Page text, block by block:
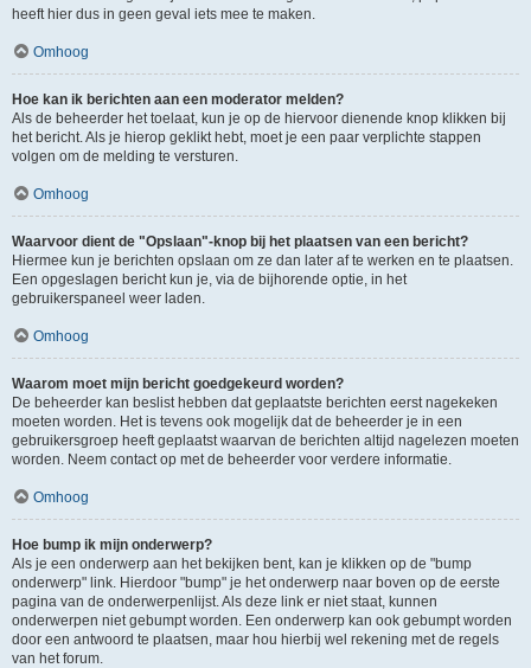
heeft hier dus in geen geval iets mee te maken.
Omhoog
Hoe kan ik berichten aan een moderator melden?
Als de beheerder het toelaat, kun je op de hiervoor dienende knop klikken bij
het bericht. Als je hierop geklikt hebt, moet je een paar verplichte stappen
volgen om de melding te versturen.
Omhoog
Waarvoor dient de "Opslaan"-knop bij het plaatsen van een bericht?
Hiermee kun je berichten opslaan om ze dan later af te werken en te plaatsen.
Een opgeslagen bericht kun je, via de bijhorende optie, in het
gebruikerspaneel weer laden.
Omhoog
Waarom moet mijn bericht goedgekeurd worden?
De beheerder kan beslist hebben dat geplaatste berichten eerst nagekeken
moeten worden. Het is tevens ook mogelijk dat de beheerder je in een
gebruikersgroep heeft geplaatst waarvan de berichten altijd nagelezen moeten
worden. Neem contact op met de beheerder voor verdere informatie.
Omhoog
Hoe bump ik mijn onderwerp?
Als je een onderwerp aan het bekijken bent, kan je klikken op de "bump
onderwerp" link. Hierdoor "bump" je het onderwerp naar boven op de eerste
pagina van de onderwerpenlijst. Als deze link er niet staat, kunnen
onderwerpen niet gebumpt worden. Een onderwerp kan ook gebumpt worden
door een antwoord te plaatsen, maar hou hierbij wel rekening met de regels
van het forum.